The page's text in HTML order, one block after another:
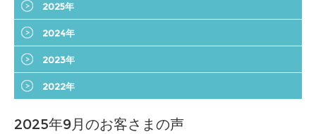
2025年
2024年
2023年
2022年
2025年9月のお客さまの声